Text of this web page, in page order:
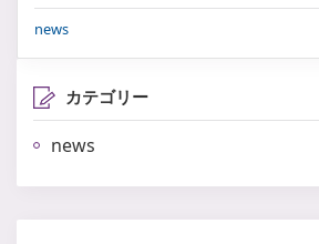
news
カテゴリー
news